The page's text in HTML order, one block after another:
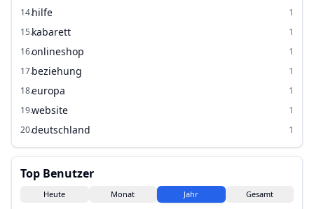
14.hilfe
1
15.kabarett
1
16.onlineshop
1
17.beziehung
1
18.europa
1
19.website
1
20.deutschland 1
Top Benutzer
Heute Monat Jahr Gesamt